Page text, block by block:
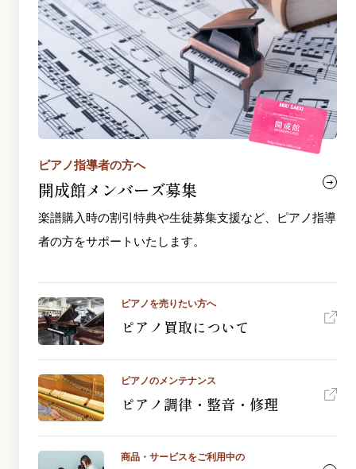
ピアノ指導者の方へ
開成館メンバーズ募集
楽譜購入時の割引特典や生徒募集支援など、ピアノ指導
者の方をサポートいたします。
ピアノを売りたい方へ
ピアノ買取について
ピアノのメンテナンス
ピアノ調律・整音・修理
商品・サービスをご利用中の